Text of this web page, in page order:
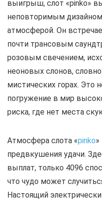
выигрыш, слот «pinko»
неповторимым
атмосферой. Он
почти трансовым
розовым свечением,
неоновых слонов,
мистических горах. Это
погружение в мир
риска, где нет места
Атмосфера слота «pinko»
предвкушения удачи.
выплат, только 4096
что чудо может
Настоящий